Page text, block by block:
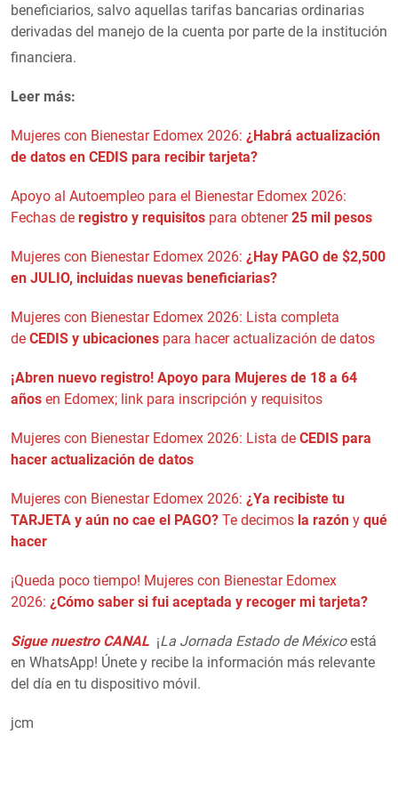
beneficiarios, salvo aquellas tarifas bancarias ordinarias
derivadas del manejo de la cuenta por parte de la institución
financiera.
Leer más:
Mujeres con Bienestar Edomex 2026: ¿Habrá actualización
de datos en CEDIS para recibir tarjeta?
Apoyo al Autoempleo para el Bienestar Edomex 2026:
Fechas de registro y requisitos para obtener25 mil pesos
Mujeres con Bienestar Edomex 2026: ¿Hay PAGO de $2,500
en JULIO, incluidas nuevas beneficiarias?
Mujeres con Bienestar Edomex 2026: Lista completa
de CEDIS y ubicaciones para hacer actualización de datos
¡Abren nuevo registro! Apoyo para Mujeres de 18 a 64
años en Edomex; link para inscripción y requisitos
Mujeres con Bienestar Edomex 2026: Lista de CEDIS para
hacer actualización de datos
Mujeres con Bienestar Edomex 2026: ¿Ya recibiste tu
TARJETA y aún no cae el PAGO? Te decimos la razón y qué
hacer
¡Queda poco tiempo! Mujeres con Bienestar Edomex
2026: ¿Cómo saber si fui aceptada y recoger mi tarjeta?
Sigue nuestro CANAL ¡La Jornada Estado de Méxicoestá
en WhatsApp! Únete y recibe la información más relevante
del día en tu dispositivo móvil.
jcm